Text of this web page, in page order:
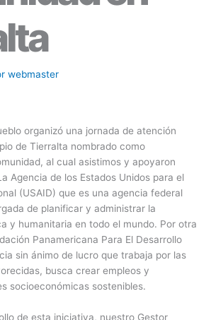
webmaster
organizó una jornada de atención
de Tierralta nombrado como
al cual asistimos y apoyaron
Agencia de los Estados Unidos para el
(USAID) que es una agencia federal
de planificar y administrar la
y humanitaria en todo el mundo. Por otra
Panamericana Para El Desarrollo
sin ánimo de lucro que trabaja por las
busca crear empleos y
socioeconómicas sostenibles.
de esta iniciativa, nuestro Gestor